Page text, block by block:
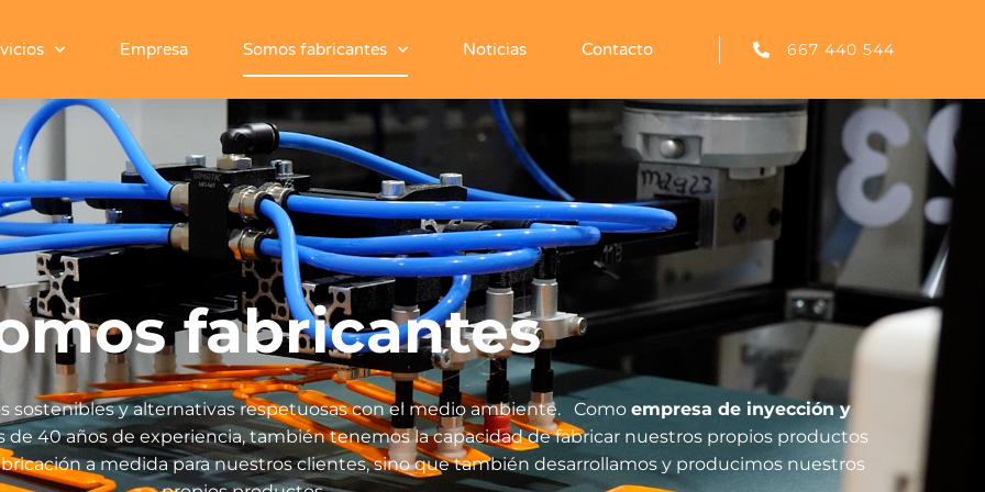
Empresa Somos fabricantes Noticias Contacto 667 440 544
fabricantes
sostenibles y alternativas respetuosas con el medio ambiente. Como empresa de inyección y
de 40 años de experiencia, también tenemos la capacidad de fabricar nuestros propios productos
a medida para nuestros clientes, sino que también desarrollamos y producimos nuestros